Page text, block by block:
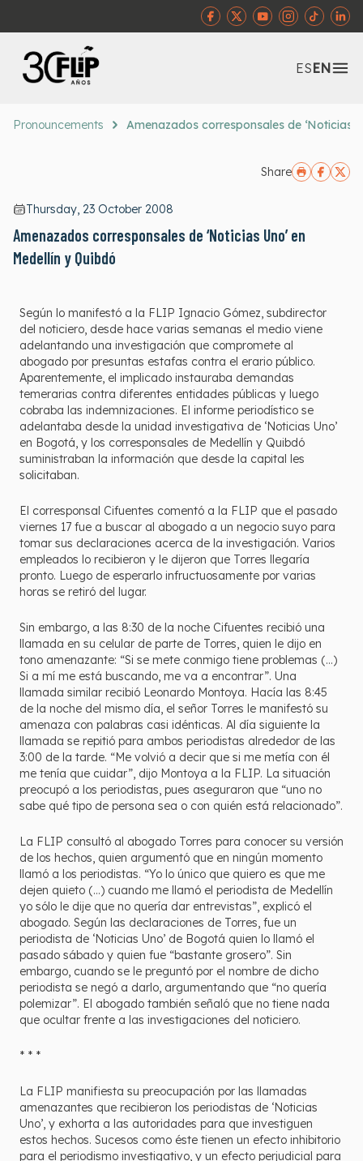
ESEN
Pronouncements Amenazados corresponsales de ‘Noticias
Share
Thursday, 23 October 2008
Amenazados corresponsales de ‘Noticias Uno’ en
Medellín y Quibdó
Según lo manifestó a la FLIP Ignacio Gómez, subdirector
del noticiero, desde hace varias semanas el medio viene
adelantando una investigación que compromete al
abogado por presuntas estafas contra el erario público.
Aparentemente, el implicado instauraba demandas
temerarias contra diferentes entidades públicas y luego
cobraba las indemnizaciones. El informe periodístico se
adelantaba desde la unidad investigativa de ‘Noticias Uno’
en Bogotá, y los corresponsales de Medellín y Quibdó
suministraban la información que desde la capital les
solicitaban.
El corresponsal Cifuentes comentó a la FLIP que el pasado
viernes 17 fue a buscar al abogado a un negocio suyo para
tomar sus declaraciones acerca de la investigación. Varios
empleados lo recibieron y le dijeron que Torres llegaría
pronto. Luego de esperarlo infructuosamente por varias
horas se retiró del lugar.
Sin embargo, a las 8:30 de la noche Cifuentes recibió una
llamada en su celular de parte de Torres, quien le dijo en
tono amenazante: “Si se mete conmigo tiene problemas (…)
Si a mí me está buscando, me va a encontrar”. Una
llamada similar recibió Leonardo Montoya. Hacía las 8:45
de la noche del mismo día, el señor Torres le manifestó su
amenaza con palabras casi idénticas. Al día siguiente la
llamada se repitió para ambos periodistas alrededor de las
3:00 de la tarde. “Me volvió a decir que si me metía con él
me tenía que cuidar”, dijo Montoya a la FLIP. La situación
preocupó a los periodistas, pues aseguraron que “uno no
sabe qué tipo de persona sea o con quién está relacionado”.
La FLIP consultó al abogado Torres para conocer su versión
de los hechos, quien argumentó que en ningún momento
llamó a los periodistas. “Yo lo único que quiero es que me
dejen quieto (…) cuando me llamó el periodista de Medellín
yo sólo le dije que no quería dar entrevistas”, explicó el
abogado. Según las declaraciones de Torres, fue un
periodista de ‘Noticias Uno’ de Bogotá quien lo llamó el
pasado sábado y quien fue “bastante grosero”. Sin
embargo, cuando se le preguntó por el nombre de dicho
periodista se negó a darlo, argumentando que “no quería
polemizar”. El abogado también señaló que no tiene nada
que ocultar frente a las investigaciones del noticiero.
* * *
La FLIP manifiesta su preocupación por las llamadas
amenazantes que recibieron los periodistas de ‘Noticias
Uno’, y exhorta a las autoridades para que investiguen
estos hechos. Sucesos como éste tienen un efecto inhibitorio
para el periodismo investigativo, y un efecto perjudicial para